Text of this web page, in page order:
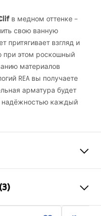
в медном оттенке –
свою ванную
притягивает взгляд и
при этом роскошный
материалов
REA вы получаете
арматура будет
надёжностью каждый
Встроенный